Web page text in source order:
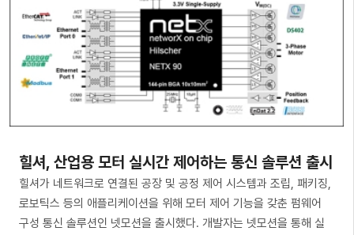
힐셔, 산업용 모터 실시간 제어하는 통신 솔루션 출시
힐셔가 네트워크로 연결된 공장 및 공정 제어 시스템과 조립, 패키징,
로보틱스 등의 애플리케이션을 위해 모터 제어 기능을 갖춘 펌웨어
구성 통신 솔루션인 넷모션을 출시했다. 개발자는 넷모션을 통해 실